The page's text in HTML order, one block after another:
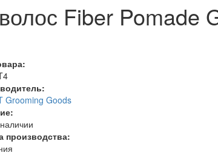
Fiber Pomade
Grooming Goods
производства: